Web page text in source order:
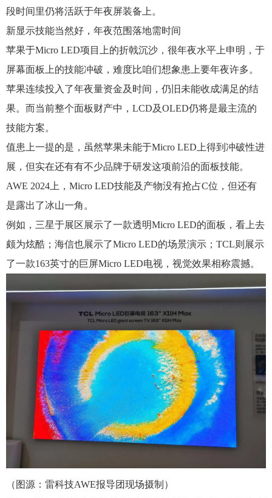
段时间里仍将活跃于年夜屏装备上。
新显示技能当然好，年夜范围落地需时间
苹果于Micro LED项目上的折戟沉沙，很年夜水平上申明，于
屏幕面板上的技能冲破，难度比咱们想象患上要年夜许多。
苹果连续投入了年夜量资金及时间，仍旧未能收成满足的结
果。而当前整个面板财产中，LCD及OLED仍将是最主流的
技能方案。
值患上一提的是，虽然苹果未能于Micro LED上得到冲破性进
展，但实在还有有不少品牌于研发这项前沿的面板技能。
AWE 2024上，Micro LED技能及产物没有抢占C位，但还有
是露出了冰山一角。
例如，三星于展区展示了一款透明Micro LED的面板，看上去
颇为炫酷；海信也展示了Micro LED的场景演示；TCL则展示
了一款163英寸的巨屏Micro LED电视，视觉效果相称震撼。
（图源：雷科技AWE报导团现场摄制）